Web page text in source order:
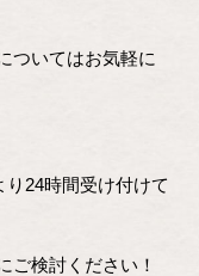
ついてはお気軽に
24時間受け付けて
ご検討ください！